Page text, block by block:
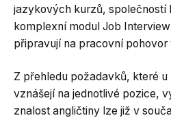
jazykových kurzů, společností
komplexní modul Job
připravují na pracovní pohovor
Z přehledu požadavků, které
vznášejí na jednotlivé pozice,
znalost angličtiny lze již v